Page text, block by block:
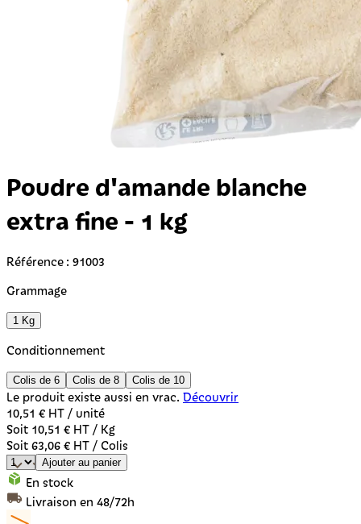
Poudre d'amande blanche
extra fine - 1 kg
Référence : 91003
Grammage
1 Kg
Conditionnement
Colis de 6 Colis de 8 Colis de 10
Le produit existe aussi en vrac. Découvrir
10,51 € HT / unité
Soit 10,51 € HT / Kg
Soit 63,06 € HT / Colis
Ajouter au panier
En stock
Livraison en 48/72h